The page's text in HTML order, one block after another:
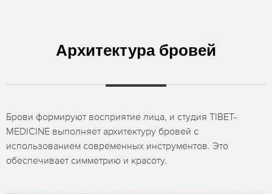
Архитектура бровей
Брови формируют восприятие лица, и студия TIBET-
MEDICINE выполняет архитектуру бровей с
использованием современных инструментов. Это
обеспечивает симметрию и красоту.